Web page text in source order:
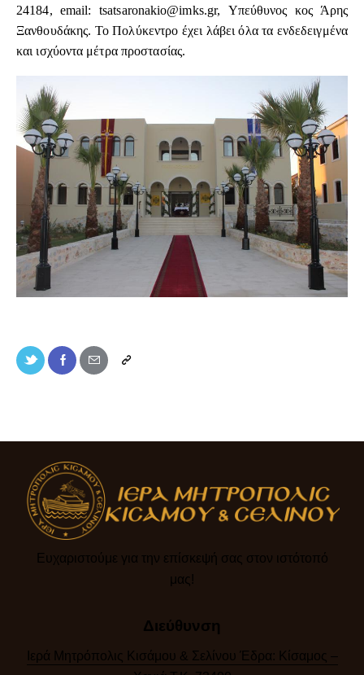
24184, email: tsatsaronakio@imks.gr, Υπεύθυνος κος Άρης
Ξανθουδάκης. Το Πολύκεντρο έχει λάβει όλα τα ενδεδειγμένα
και ισχύοντα μέτρα προστασίας.
Ευχαριστούμε για την επίσκεψή σας στον ιστότοπό
μας!​
Διεύθυνση
Ιερά Μητρόπολις Κισάμου & Σελίνου Έδρα: Κίσαμος –